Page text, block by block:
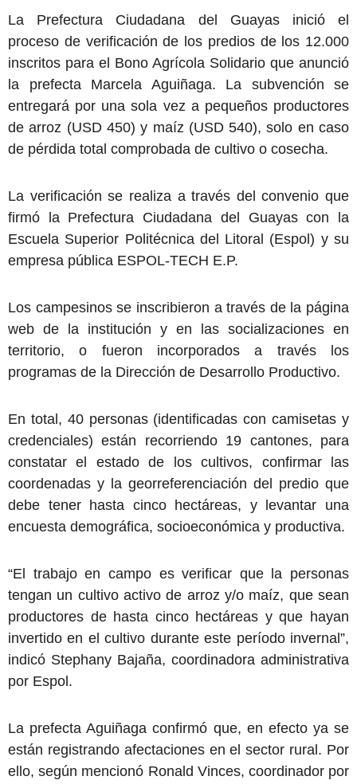
La Prefectura Ciudadana del Guayas inició el
proceso de verificación de los predios de los 12.000
inscritos para el Bono Agrícola Solidario que anunció
la prefecta Marcela Aguiñaga. La subvención se
entregará por una sola vez a pequeños productores
de arroz (USD 450) y maíz (USD 540), solo en caso
de pérdida total comprobada de cultivo o cosecha.
La verificación se realiza a través del convenio que
firmó la Prefectura Ciudadana del Guayas con la
Escuela Superior Politécnica del Litoral (Espol) y su
empresa pública ESPOL-TECH E.P.
Los campesinos se inscribieron a través de la página
web de la institución y en las socializaciones en
territorio, o fueron incorporados a través los
programas de la Dirección de Desarrollo Productivo.
En total, 40 personas (identificadas con camisetas y
credenciales) están recorriendo 19 cantones, para
constatar el estado de los cultivos, confirmar las
coordenadas y la georreferenciación del predio que
debe tener hasta cinco hectáreas, y levantar una
encuesta demográfica, socioeconómica y productiva.
“El trabajo en campo es verificar que la personas
tengan un cultivo activo de arroz y/o maíz, que sean
productores de hasta cinco hectáreas y que hayan
invertido en el cultivo durante este período invernal”,
indicó Stephany Bajaña, coordinadora administrativa
por Espol.
La prefecta Aguiñaga confirmó que, en efecto ya se
están registrando afectaciones en el sector rural. Por
ello, según mencionó Ronald Vinces, coordinador por